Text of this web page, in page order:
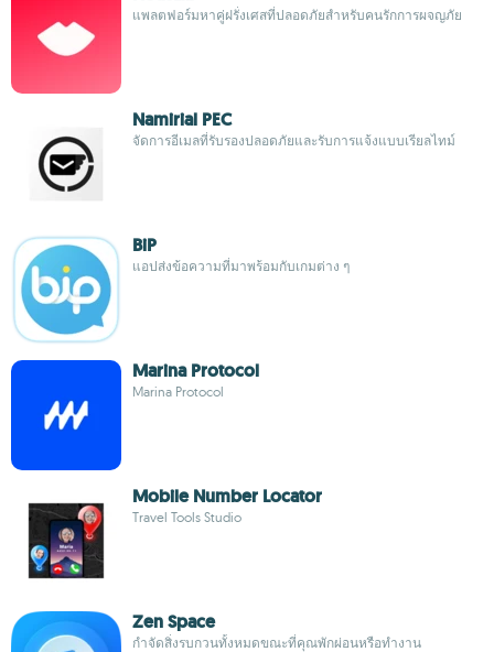
แพลตฟอร์มหาคู่ฝรั่งเศสที่ปลอดภัยสำหรับคนรักการผจญภัย
Namirial PEC
จัดการอีเมลที่รับรองปลอดภัยและรับการแจ้งแบบเรียลไทม์
BiP
แอปส่งข้อความที่มาพร้อมกับเกมต่าง ๆ
Marina Protocol
Marina Protocol
Mobile Number Locator
Travel Tools Studio
Zen Space
กำจัดสิ่งรบกวนทั้งหมดขณะที่คุณพักผ่อนหรือทำงาน